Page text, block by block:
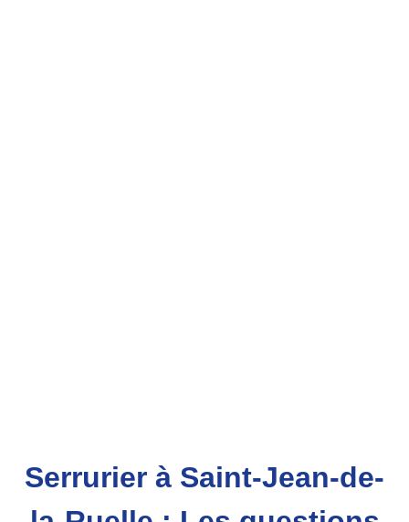
Serrurier à Saint-Jean-de-